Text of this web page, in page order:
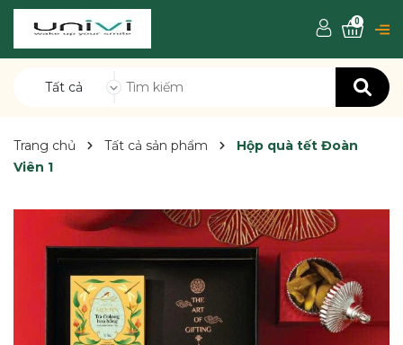
Tất cả
0
Trang chủ Tất cả sản phẩm
Hộp quà tết Đoàn
Viên 1